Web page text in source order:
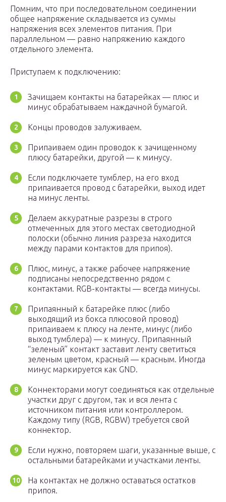
Помним, что при последовательном соединении
общее напряжение складывается из суммы
напряжения всех элементов питания. При
параллельном — равно напряжению каждого
отдельного элемента.
Приступаем к подключению:
Зачищаем контакты на батарейках — плюс и
минус обрабатываем наждачной бумагой.
Концы проводов залуживаем.
Припаиваем один проводок к зачищенному
плюсу батарейки, другой — к минусу.
Если подключаете тумблер, на его вход
припаивается провод с батарейки, выход идет
на минус ленты.
Делаем аккуратные разрезы в строго
отмеченных для этого местах светодиодной
полоски (обычно линия разреза находится
между парами контактов для припоя).
Плюс, минус, а также рабочее напряжение
подписаны непосредственно рядом с
контактами. RGB-контакты — всегда минусы.
Припаянный к батарейке плюс (либо
выходящий из бокса плюсовой провод)
припаиваем к плюсу на ленте, минус (либо
выход тумблера) — к минусу. Припаянный
“зеленый” контакт заставит ленту светиться
зеленым цветом, красный — красным. Иногда
минус маркируется как GND.
Коннекторами могут соединяться как отдельные
участки друг с другом, так и вся лента с
источником питания или контроллером.
Каждому типу (RGB, RGBW) требуется свой
коннектор.
Если нужно, повторяем шаги, указанные выше, с
остальными батарейками и участками ленты.
На контактах не должно оставаться остатков
припоя.